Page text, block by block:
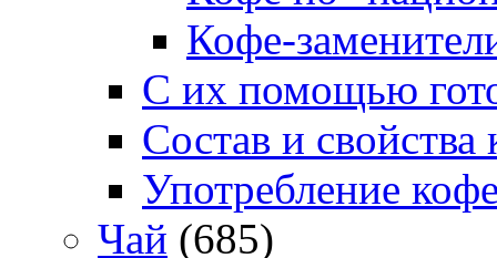
Кофе-
С их помощью
Состав и свойства
Употребление
Чай (685)